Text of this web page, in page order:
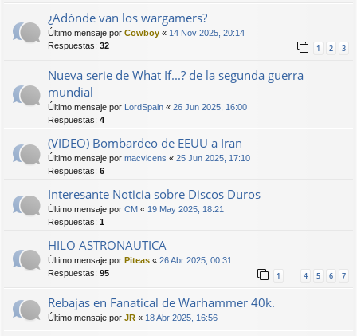
¿Adónde van los wargamers?
Último mensaje por Cowboy « 14 Nov 2025, 20:14
Respuestas: 32 1 2 3
Nueva serie de What If...? de la segunda guerra
mundial
Último mensaje por LordSpain « 26 Jun 2025, 16:00
Respuestas: 4
(VIDEO) Bombardeo de EEUU a Iran
Último mensaje por macvicens « 25 Jun 2025, 17:10
Respuestas: 6
Interesante Noticia sobre Discos Duros
Último mensaje por CM « 19 May 2025, 18:21
Respuestas: 1
HILO ASTRONAUTICA
Último mensaje por Piteas « 26 Abr 2025, 00:31
Respuestas: 95 1 … 4 5 6 7
Rebajas en Fanatical de Warhammer 40k.
Último mensaje por JR « 18 Abr 2025, 16:56